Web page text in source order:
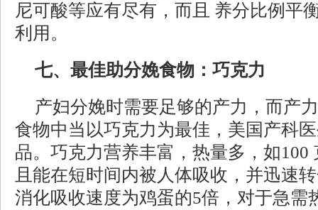
尼可酸等应有尽有，而且 养分比例平
利用。
七、最佳助分娩食物：巧克力
产妇分娩时需要足够的产力，而产
食物中当以巧克力为最佳，美国产科
品。巧克力营养丰富，热量多，如100
且能在短时间内被人体吸收，并迅速
消化吸收速度为鸡蛋的5倍，对于急需